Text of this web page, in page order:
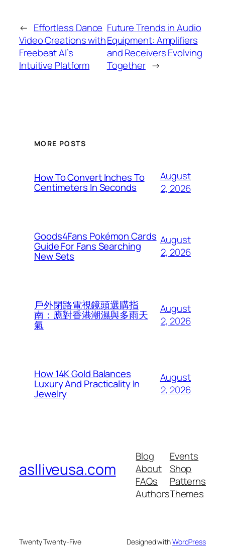
← Effortless Dance
Video Creations with
Freebeat AI’s
Intuitive Platform
Future Trends in Audio
Equipment: Amplifiers
and Receivers Evolving
Together →
MORE POSTS
How To Convert Inches To
Centimeters In Seconds
August
2, 2026
Goods4Fans Pokémon Cards
Guide For Fans Searching
New Sets
August
2, 2026
戶外閉路電視鏡頭選購指
南：應對香港潮濕與多雨天
氣
August
2, 2026
How 14K Gold Balances
Luxury And Practicality In
Jewelry
August
2, 2026
aslliveusa.com
Blog
About
FAQs
Authors
Events
Shop
Patterns
Themes
Twenty Twenty-Five Designed withWordPress